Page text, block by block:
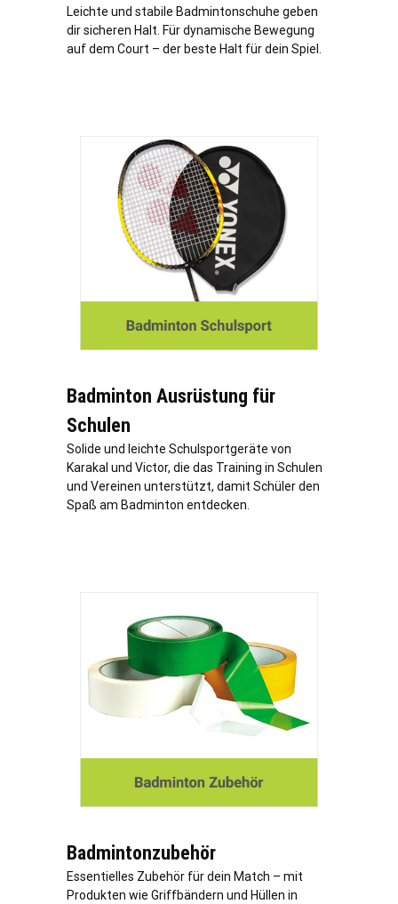
Leichte und stabile Badmintonschuhe geben
dir sicheren Halt. Für dynamische Bewegung
auf dem Court – der beste Halt für dein Spiel.
Badminton Ausrüstung für
Schulen
Solide und leichte Schulsportgeräte von
Karakal und Victor, die das Training in Schulen
und Vereinen unterstützt, damit Schüler den
Spaß am Badminton entdecken.
Badmintonzubehör
Essentielles Zubehör für dein Match – mit
Produkten wie Griffbändern und Hüllen in